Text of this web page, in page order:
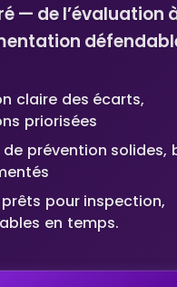
— de l’évaluation
claire des écarts,
priorisées
de prévention solides,
pour inspection,
en temps.